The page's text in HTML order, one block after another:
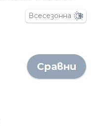
Всесезонна
Сравни